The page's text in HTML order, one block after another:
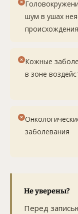
шум в ушах
происхождения
Кожные
в зоне
заболевания
Не уверены?
Перед